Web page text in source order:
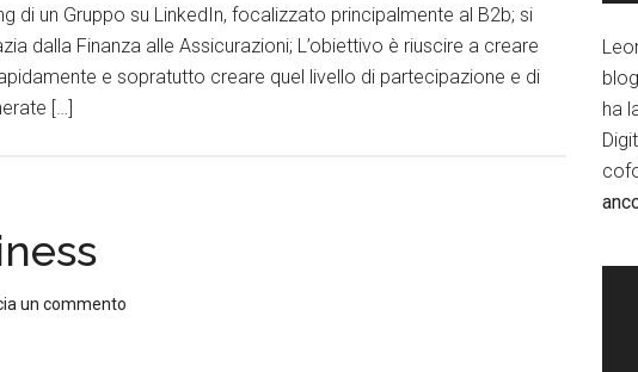
di un Gruppo su LinkedIn, focalizzato principalmente al B2b; si
dalla Finanza alle Assicurazioni; L’obiettivo è riuscire a creare
e sopratutto creare quel livello di partecipazione e di
[…]
un commento
ha